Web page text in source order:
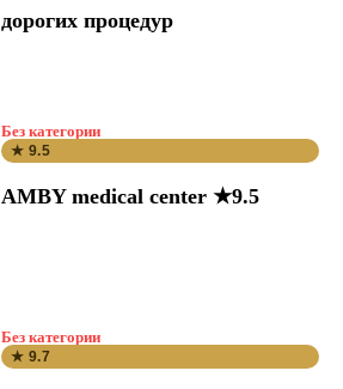
дорогих процедур
Без категории
★ 9.5
AMBY medical center ★9.5
Без категории
★ 9.7